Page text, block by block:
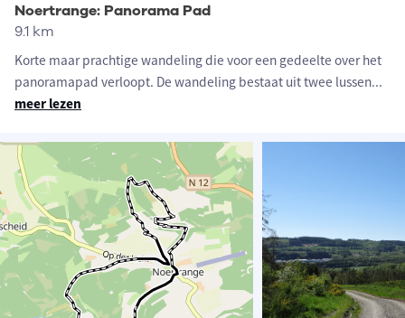
Noertrange: Panorama Pad
9.1 km
Korte maar prachtige wandeling die voor een gedeelte over het
panoramapad verloopt. De wandeling bestaat uit twee lussen...
meer lezen